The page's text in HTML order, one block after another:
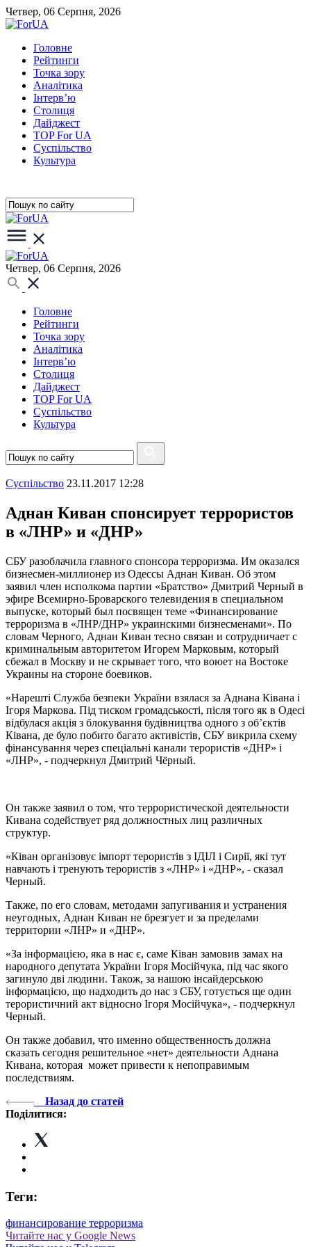
Четвер, 06 Серпня, 2026
Головне
Рейтинги
Точка зору
Аналітика
Інтерв’ю
Столиця
Дайджест
TOP For UA
Суспiльство
Культура
Четвер, 06 Серпня, 2026
Головне
Рейтинги
Точка зору
Аналітика
Інтерв’ю
Столиця
Дайджест
TOP For UA
Суспiльство
Культура
Суспiльство 23.11.2017 12:28
Аднан Киван спонсирует террористов
в «ЛНР» и «ДНР»
СБУ разоблачила главного спонсора терроризма. Им оказался
бизнесмен-миллионер из Одессы Аднан Киван. Об этом
заявил член исполкома партии «Братство» Дмитрий Черный в
эфире Всемирно-Броварского телевидения в специальном
выпуске, который был посвящен теме «Финансирование
терроризма в «ЛНР/ДНР» украинскими бизнесменами». По
словам Черного, Аднан Киван тесно связан и сотрудничает с
криминальным авторитетом Игорем Марковым, который
сбежал в Москву и не скрывает того, что воюет на Востоке
Украины на стороне боевиков.
«Нарешті Служба безпеки України взялася за Аднана Ківана і
Ігоря Маркова. Під тиском громадськості, після того як в Одесі
відбулася акція з блокування будівництва одного з об’єктів
Ківана, де було побито багато активістів, СБУ викрила схему
фінансування через спеціальні канали терористів «ДНР» і
«ЛНР», - подчеркнул Дмитрий Чёрный.
Он также заявил о том, что террористической деятельности
Кивана содействует ряд должностных лиц различных
структур.
«Ківан організовує імпорт терористів з ІДІЛ і Сирії, які тут
навчають і тренують терористів з «ЛНР» і «ДНР», - сказал
Черный.
Также, по его словам, методами запугивания и устранения
неугодных, Аднан Киван не брезгует и за пределами
территории «ЛНР» и «ДНР».
«За інформацією, яка в нас є, саме Ківан замовив замах на
народного депутата України Ігоря Мосійчука, під час якого
загинуло дві людини. Також, за нашою інсайдерською
інформацією, що надходить до нас з СБУ, готується ще один
терористичний акт відносно Ігоря Мосійчука», - подчеркнул
Черный.
Он также добавил, что именно общественность должна
сказать сегодня решительное «нет» деятельности Аднана
Кивана, которая может привести к непоправимым
последствиям.
Назад до статей
Поділитися:
Теги:
финансирование терроризма
Читайте нас у Google News